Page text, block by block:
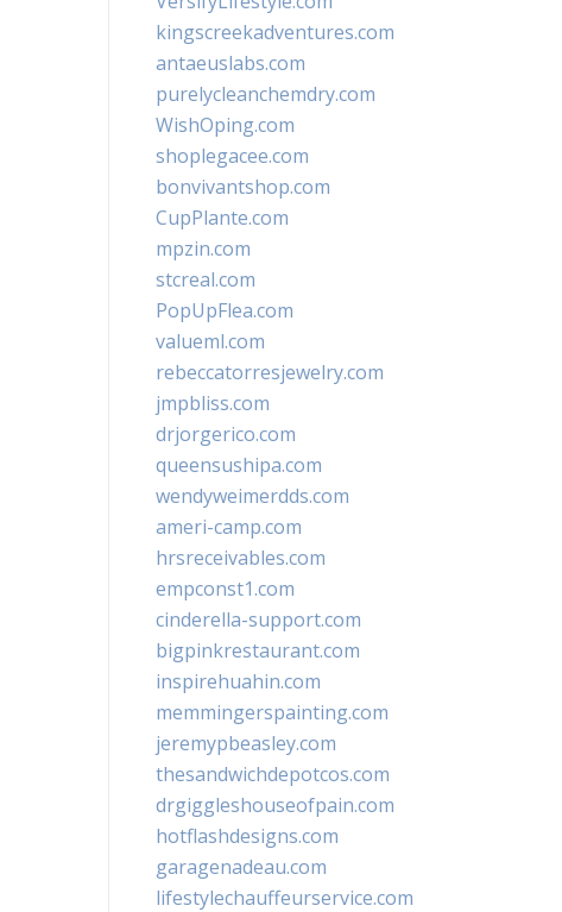
kingscreekadventures.com
antaeuslabs.com
purelycleanchemdry.com
WishOping.com
shoplegacee.com
bonvivantshop.com
CupPlante.com
mpzin.com
stcreal.com
PopUpFlea.com
valueml.com
rebeccatorresjewelry.com
jmpbliss.com
drjorgerico.com
queensushipa.com
wendyweimerdds.com
ameri-camp.com
hrsreceivables.com
empconst1.com
cinderella-support.com
bigpinkrestaurant.com
inspirehuahin.com
memmingerspainting.com
jeremypbeasley.com
thesandwichdepotcos.com
drgiggleshouseofpain.com
hotflashdesigns.com
garagenadeau.com
lifestylechauffeurservice.com